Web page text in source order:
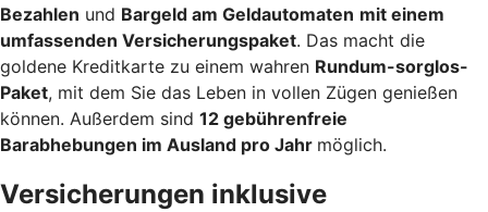
Bezahlen und Bargeld am Geldautomaten mit einem
umfassenden Versicherungspaket. Das macht die
goldene Kreditkarte zu einem wahren Rundum-sorglos-
Paket, mit dem Sie das Leben in vollen Zügen genießen
können. Außerdem sind 12 gebührenfreie
Barabhebungen im Ausland pro Jahr möglich.
Versicherungen inklusive